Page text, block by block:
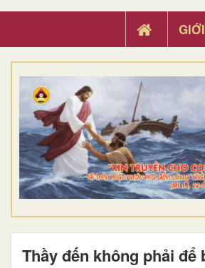
Thầy đến không phải